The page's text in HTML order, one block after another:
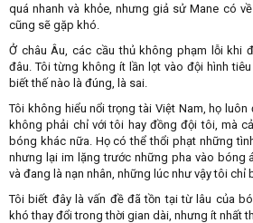
quá nhanh và khỏe, nhưng giả sử Mane có
cũng sẽ gặp khó.
Ở châu Âu, các cầu thủ không phạm lỗi khi
đâu. Tôi từng không ít lần lọt vào đội hình
biết thế nào là đúng, là sai.
Tôi không hiểu nổi trọng tài Việt Nam, họ luôn
không phải chỉ với tôi hay đồng đội tôi, mà
bóng khác nữa. Họ có thể thổi phạt những
nhưng lại im lặng trước những pha vào bóng
và đang là nạn nhân, những lúc như vậy tôi chỉ
Tôi biết đây là vấn đề đã tồn tại từ lâu của
khó thay đổi trong thời gian dài, nhưng ít nhất